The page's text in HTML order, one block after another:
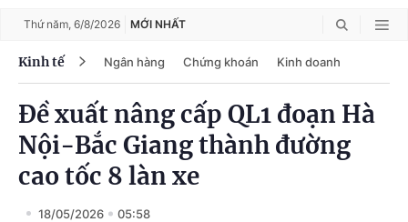
Thứ năm, 6/8/2026 MỚI NHẤT
Kinh tế Ngân hàng Chứng khoán Kinh doanh
Đề xuất nâng cấp QL1 đoạn Hà
Nội-Bắc Giang thành đường
cao tốc 8 làn xe
18/05/2026 05:58